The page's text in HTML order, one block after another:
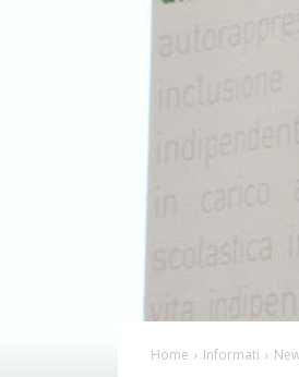
Home Informati